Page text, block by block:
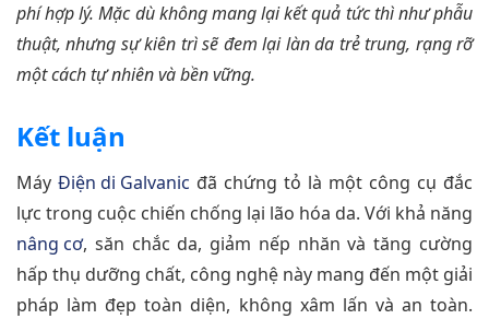
phí hợp lý. Mặc dù không mang lại kết quả tức thì như phẫu
thuật, nhưng sự kiên trì sẽ đem lại làn da trẻ trung, rạng rỡ
một cách tự nhiên và bền vững.
Kết luận
Máy Điện di Galvanic đã chứng tỏ là một công cụ đắc
lực trong cuộc chiến chống lại lão hóa da. Với khả năng
nâng cơ, săn chắc da, giảm nếp nhăn và tăng cường
hấp thụ dưỡng chất, công nghệ này mang đến một giải
pháp làm đẹp toàn diện, không xâm lấn và an toàn.